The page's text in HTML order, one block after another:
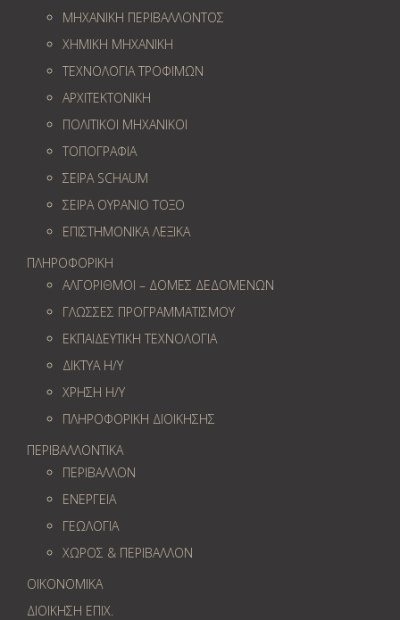
ΜΗΧΑΝΙΚΗ ΠΕΡΙΒΑΛΛΟΝΤΟΣ
ΧΗΜΙΚΗ ΜΗΧΑΝΙΚΗ
ΤΕΧΝΟΛΟΓΙΑ ΤΡΟΦΙΜΩΝ
ΑΡΧΙΤΕΚΤΟΝΙΚΗ
ΠΟΛΙΤΙΚΟΙ ΜΗΧΑΝΙΚΟΙ
ΤΟΠΟΓΡΑΦΙΑ
ΣΕΙΡΑ SCHAUM
ΣΕΙΡΑ ΟΥΡΑΝΙΟ ΤΟΞΟ
ΕΠΙΣΤΗΜΟΝΙΚΑ ΛΕΞΙΚΑ
ΠΛΗΡΟΦΟΡΙΚΗ
ΑΛΓΟΡΙΘΜΟΙ – ΔΟΜΕΣ ΔΕΔΟΜΕΝΩΝ
ΓΛΩΣΣΕΣ ΠΡΟΓΡΑΜΜΑΤΙΣΜΟΥ
ΕΚΠΑΙΔΕΥΤΙΚΗ ΤΕΧΝΟΛΟΓΙΑ
ΔΙΚΤΥΑ Η/Υ
ΧΡΗΣΗ Η/Υ
ΠΛΗΡΟΦΟΡΙΚΗ ΔΙΟΙΚΗΣΗΣ
ΠΕΡΙΒΑΛΛΟΝΤΙΚΑ
ΠΕΡΙΒΑΛΛΟΝ
ΕΝΕΡΓΕΙΑ
ΓΕΩΛOΓΙΑ
ΧΩΡΟΣ & ΠΕΡΙΒΑΛΛΟΝ
ΟΙΚΟΝΟΜΙΚΑ
ΔΙΟΙΚΗΣΗ ΕΠΙΧ.